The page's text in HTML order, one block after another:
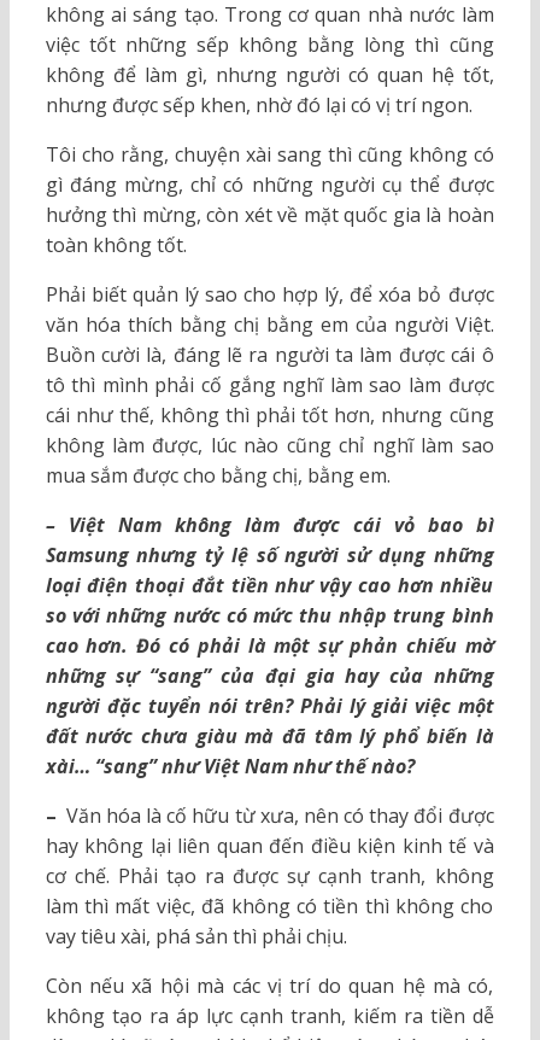
không ai sáng tạo. Trong cơ quan nhà nước làm
việc tốt những sếp không bằng lòng thì cũng
không để làm gì, nhưng người có quan hệ tốt,
nhưng được sếp khen, nhờ đó lại có vị trí ngon.
Tôi cho rằng, chuyện xài sang thì cũng không có
gì đáng mừng, chỉ có những người cụ thể được
hưởng thì mừng, còn xét về mặt quốc gia là hoàn
toàn không tốt.
Phải biết quản lý sao cho hợp lý, để xóa bỏ được
văn hóa thích bằng chị bằng em của người Việt.
Buồn cười là, đáng lẽ ra người ta làm được cái ô
tô thì mình phải cố gắng nghĩ làm sao làm được
cái như thế, không thì phải tốt hơn, nhưng cũng
không làm được, lúc nào cũng chỉ nghĩ làm sao
mua sắm được cho bằng chị, bằng em.
– Việt Nam không làm được cái vỏ bao bì
Samsung nhưng tỷ lệ số người sử dụng những
loại điện thoại đắt tiền như vậy cao hơn nhiều
so với những nước có mức thu nhập trung bình
cao hơn. Đó có phải là một sự phản chiếu mờ
những sự “sang” của đại gia hay của những
người đặc tuyển nói trên? Phải lý giải việc một
đất nước chưa giàu mà đã tâm lý phổ biến là
xài… “sang” như Việt Nam như thế nào?
– Văn hóa là cố hữu từ xưa, nên có thay đổi được
hay không lại liên quan đến điều kiện kinh tế và
cơ chế. Phải tạo ra được sự cạnh tranh, không
làm thì mất việc, đã không có tiền thì không cho
vay tiêu xài, phá sản thì phải chịu.
Còn nếu xã hội mà các vị trí do quan hệ mà có,
không tạo ra áp lực cạnh tranh, kiếm ra tiền dễ